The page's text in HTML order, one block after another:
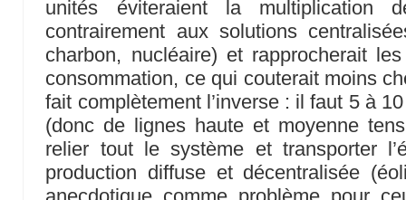
unités éviteraient la multiplication
contrairement aux solutions
charbon, nucléaire) et rapprocherait
consommation, ce qui couterait moins
fait complètement l’inverse : il faut 5 à
(donc de lignes haute et moyenne
relier tout le système et transporter
production diffuse et décentralisée
anecdotique comme problème pour